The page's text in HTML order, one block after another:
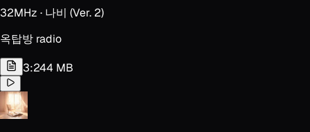
32MHz · 나비 (Ver. 2)
옥탑방 radio
3:244 MB